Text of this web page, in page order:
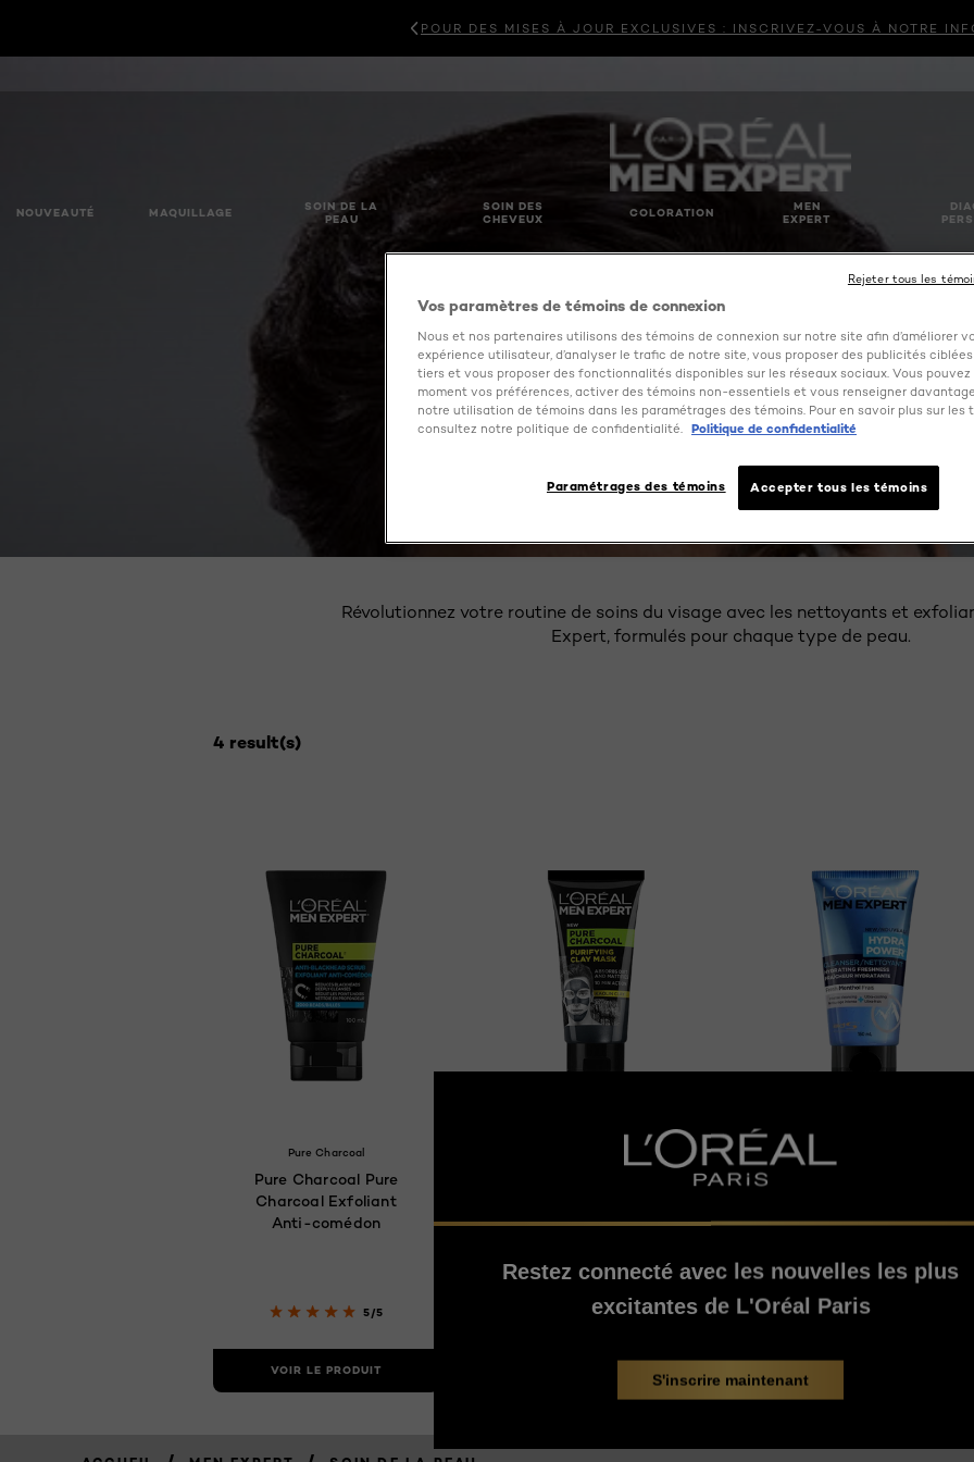
POUR DES MISES À JOUR EXCLUSIVES : INSCRIVEZ-VOUS À NOTRE
NOUVEAUTÉ MAQUILLAGE
SOIN DE LA
PEAU
SOIN DES
CHEVEUX
COLORATION
MEN
EXPERT
NETTOYANT ET EXFOLIANT
Révolutionnez votre routine de soins du visage avec les nettoyants et
Expert, formulés pour chaque type de peau.
4 result(s)
Pure Charcoal
Pure Charcoal Pure
Charcoal Exfoliant
Anti-comédon
5/5
VOIR LE PRODUIT
Purifiant
4.2/5
Restez connecté avec les nouvelles les plus
excitantes de L'Oréal Paris
S'inscrire maintenant
Vos paramètres de témoins de connexion
Nous et nos partenaires utilisons des témoins de connexion sur notre site afin d’améliorer
expérience utilisateur, d’analyser le trafic de notre site, vous proposer des publicités
tiers et vous proposer des fonctionnalités disponibles sur les réseaux sociaux. Vous
moment vos préférences, activer des témoins non-essentiels et vous renseigner
notre utilisation de témoins dans les paramétrages des témoins. Pour en savoir plus sur les
consultez notre politique de confidentialité.
Politique de confidentialité
Accepter tous les témoins
Paramétrages des témoins
Rejeter tous les